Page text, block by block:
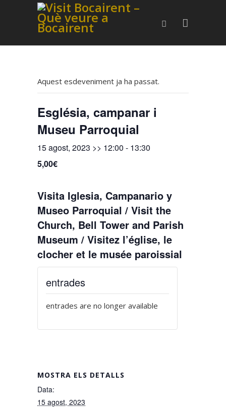
Aquest esdeveniment ja ha passat.
Església, campanar i
Museu Parroquial
15 agost, 2023 >> 12:00 - 13:30
5,00€
Visita Iglesia, Campanario y
Museo Parroquial / Visit the
Church, Bell Tower and Parish
Museum / Visitez l’église, le
clocher et le musée paroissial
MOSTRA ELS DETALLS
Data:
15 agost, 2023
entrades
entrades are no longer available